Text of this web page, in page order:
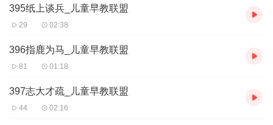
395纸上谈兵_儿童早教联盟
29 02:38
396指鹿为马_儿童早教联盟
81 01:18
397志大才疏_儿童早教联盟
44 02:16